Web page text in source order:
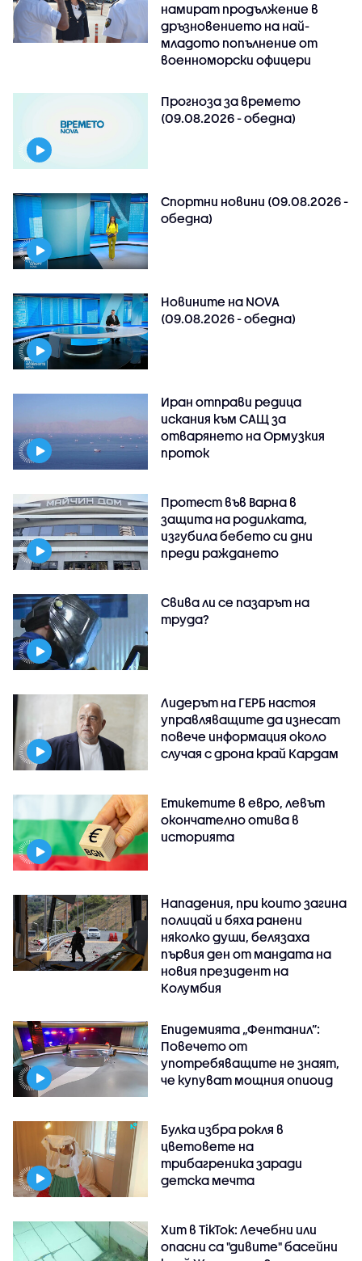
намират продължение в
дръзновението на най-
младото попълнение от
военноморски офицери
Прогноза за времето
(09.08.2026 - обедна)
Спортни новини (09.08.2026 -
обедна)
Новините на NOVA
(09.08.2026 - обедна)
Иран отправи редица
искания към САЩ за
отварянето на Ормузкия
проток
Протест във Варна в
защита на родилката,
изгубила бебето си дни
преди раждането
Свива ли се пазарът на
труда?
Лидерът на ГЕРБ настоя
управляващите да изнесат
повече информация около
случая с дрона край Кардам
Етикетите в евро, левът
окончателно отива в
историята
Нападения, при които загина
полицай и бяха ранени
няколко души, белязаха
първия ден от мандата на
новия президент на
Колумбия
Епидемията „Фентанил”:
Повечето от
употребяващите не знаят,
че купуват мощния опиоид
Булка избра рокля в
цветовете на
трибагреника заради
детска мечта
Хит в TikTok: Лечебни или
опасни са "дивите" басейни